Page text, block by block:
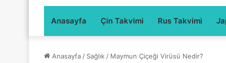
Anasayfa Çin Takvimi Rus Takvimi
Anasayfa / Sağlık / Maymun Çiçeği Virüsü Nedir?